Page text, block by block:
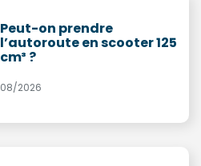
Peut-on prendre
l’autoroute en scooter 125
cm³ ?
08/2026